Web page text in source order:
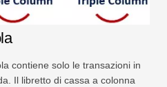
contiene solo le transazioni in
Il libretto di cassa a colonna